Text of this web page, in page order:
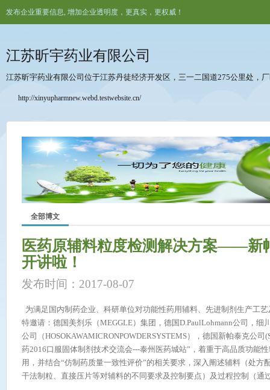
发布企业重要信息, 增加企业透明度，更真实，更权威！
江苏昕宇药业有限公司
江苏昕宇药业有限公司位于江苏丹徒经济开发区，三一二国道275公里处，
http://xinyupharmnew.webd.testwebsite.cn/
全部博文
医药原辅料粒度检测解决方案――新
开讲啦！
发布时间：2017-08-07
为满足国内制药企业、科研单位对功能性药用辅料、先进制剂生产工
特邀请：德国美剂乐（MEGGLE）集团，德国D.PaulLohmann公司，细
公司（HOSOKAWAMICRONPOWDERSYSTEMS），德国新帕泰克公司
药2016口服固体制剂技术交流会---泰州医药城站”，着重于高品质功能
用，并结合“仿制药质量一致性评价”的相关要求，深入阐述辅料（处方
干法制粒、直接压片等对辅料的不同要求及控制要点）及过程控制（通